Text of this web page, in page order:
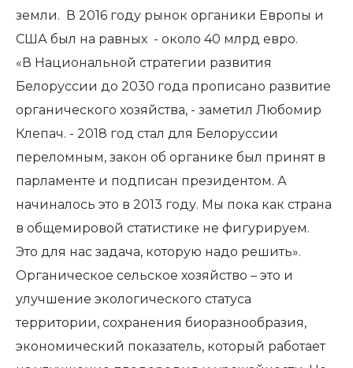
земли. В 2016 году рынок органики Европы и
США был на равных - около 40 млрд евро.
«В Национальной стратегии развития
Белоруссии до 2030 года прописано развитие
органического хозяйства, - заметил Любомир
Клепач. - 2018 год стал для Белоруссии
переломным, закон об органике был принят в
парламенте и подписан президентом. А
начиналось это в 2013 году. Мы пока как страна
в общемировой статистике не фигурируем.
Это для нас задача, которую надо решить».
Органическое сельское хозяйство – это и
улучшение экологического статуса
территории, сохранения биоразнообразия,
экономический показатель, который работает